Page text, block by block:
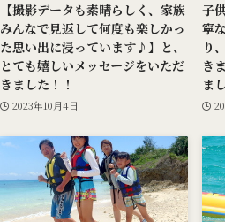
【撮影データも素晴らしく、家族
みんなで見返して何度も楽しかっ
た思い出に浸っています♪】と、
とても嬉しいメッセージをいただ
きました！！
2023年10月4日
子
寧
り
き
ま